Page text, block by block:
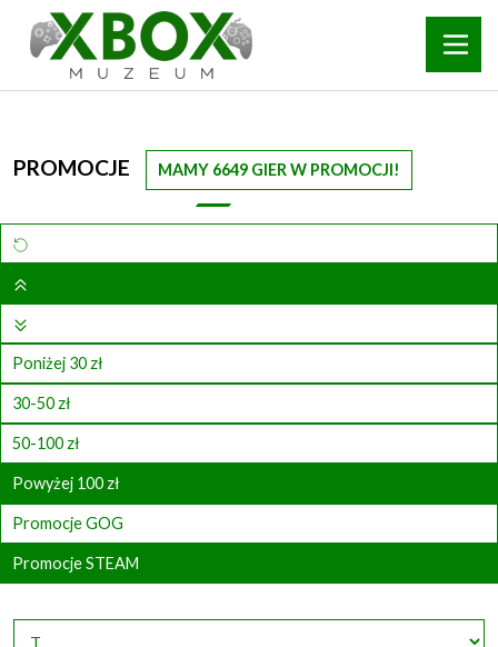
PROMOCJE MAMY 6649 GIER W PROMOCJI!
Poniżej 30 zł
30-50 zł
50-100 zł
Powyżej 100 zł
Promocje GOG
Promocje STEAM